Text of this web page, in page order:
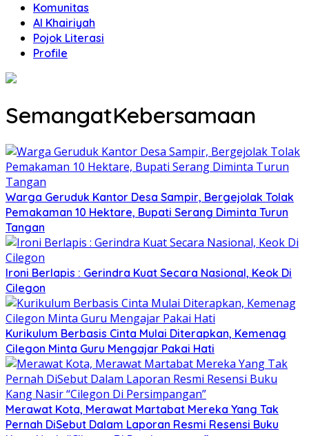
Komunitas
Al Khairiyah
Pojok Literasi
Profile
SemangatKebersamaan
Warga Geruduk Kantor Desa Sampir, Bergejolak Tolak
Pemakaman 10 Hektare, Bupati Serang Diminta Turun
Tangan
Ironi Berlapis : Gerindra Kuat Secara Nasional, Keok Di
Cilegon
Kurikulum Berbasis Cinta Mulai Diterapkan, Kemenag
Cilegon Minta Guru Mengajar Pakai Hati
Merawat Kota, Merawat Martabat Mereka Yang Tak
Pernah DiSebut Dalam Laporan Resmi Resensi Buku